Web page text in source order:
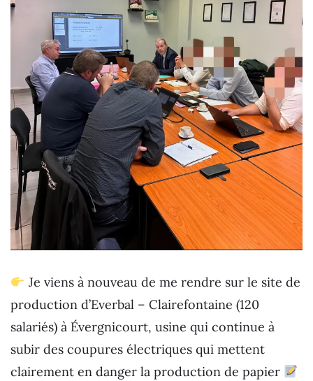
Je viens à nouveau de me rendre sur le site de
production d’Everbal – Clairefontaine (120
salariés) à Évergnicourt, usine qui continue à
subir des coupures électriques qui mettent
clairement en danger la production de papier